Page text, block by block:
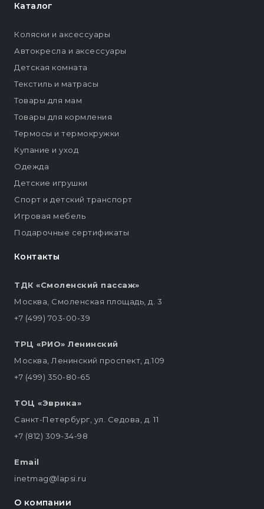
Контакты
ТДК «Смоленский пассаж»
Москва, Смоленская площадь, д. 3
+7 (499) 703-00-39
ТРЦ «РИО» Ленинский
Москва, Ленинский проспект, д.109
+7 (499) 350-80-65
ТОЦ «Эврика»
Санкт-Петербург, ул. Седова, д. 11
+7 (812) 309-34-98
Email
inetmag@lapsi.ru
Каталог
Коляски и аксессуары
Автокресла и аксессуары
Детская комната
Текстиль и матрасы
Товары для мам
Товары для кормления
Термосы и термокружки
Купание и уход
Одежда
Детские игрушки
Спорт и детский транспорт
Игровая мебель
Подарочные сертификаты
О компании